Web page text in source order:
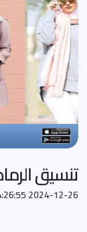
تنسيق
2024-12-26 04:26:55